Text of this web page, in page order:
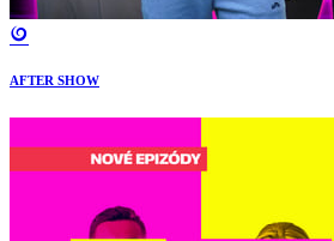
AFTER SHOW